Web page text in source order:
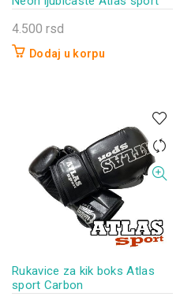
4.500 rsd
Dodaj u korpu
Rukavice za kik boks Atlas
sport Carbon